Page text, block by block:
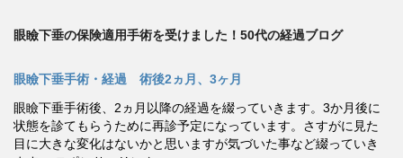
眼瞼下垂の保険適用手術を受けました！50代の経過ブログ
眼瞼下垂手術・経過 術後2ヵ月、3ヶ月
眼瞼下垂手術後、2ヵ月以降の経過を綴っていきます。3か月後に
状態を診てもらうために再診予定になっています。さすがに見た
目に大きな変化はないかと思いますが気づいた事など綴っていき